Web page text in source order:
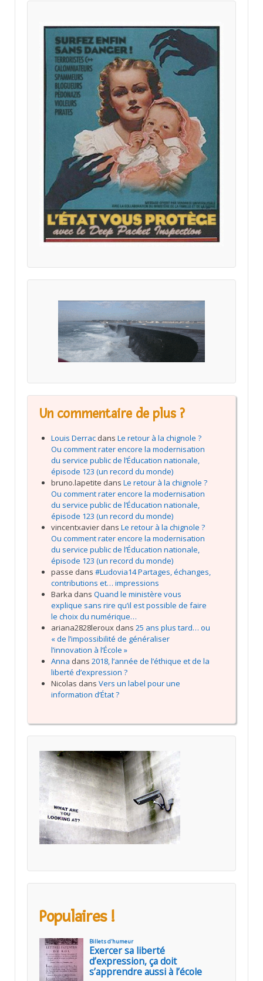
Un commentaire de plus ?
Louis Derrac dans Le retour à la chignole ?
Ou comment rater encore la modernisation
du service public de l’Éducation nationale,
épisode 123 (un record du monde)
bruno.lapetite dans Le retour à la chignole ?
Ou comment rater encore la modernisation
du service public de l’Éducation nationale,
épisode 123 (un record du monde)
vincentxavier dans Le retour à la chignole ?
Ou comment rater encore la modernisation
du service public de l’Éducation nationale,
épisode 123 (un record du monde)
passe dans #Ludovia14 Partages, échanges,
contributions et… impressions
Barka dans Quand le ministère vous
explique sans rire qu’il est possible de faire
le choix du numérique…
ariana2828leroux dans 25 ans plus tard… ou
« de l’impossibilité de généraliser
l’innovation à l’École »
Anna dans 2018, l’année de l’éthique et de la
liberté d’expression ?
Nicolas dans Vers un label pour une
information d’État ?
Populaires !